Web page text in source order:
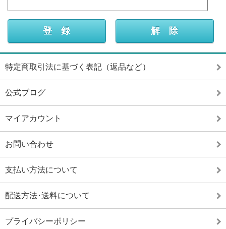
特定商取引法に基づく表記（返品など）
公式ブログ
マイアカウント
お問い合わせ
支払い方法について
配送方法･送料について
プライバシーポリシー